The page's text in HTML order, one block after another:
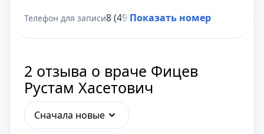
Телефон для записи8 (495) 431-69-47
Показать номер
2 отзыва о враче Фицев
Рустам Хасетович
Сначала новые